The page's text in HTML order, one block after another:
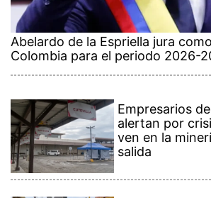
Abelardo de la Espriella jura
Colombia para el periodo 2026-
Empresarios
alertan por
ven en la
salida